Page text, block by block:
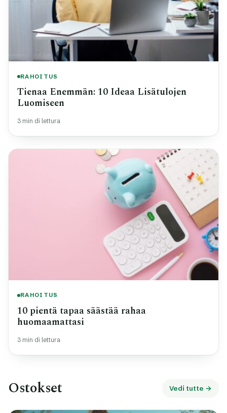
RAHOITUS
Tienaa Enemmän: 10 Ideaa Lisätulojen
Luomiseen
3 min di lettura
RAHOITUS
10 pientä tapaa säästää rahaa
huomaamattasi
3 min di lettura
Ostokset Vedi tutte →